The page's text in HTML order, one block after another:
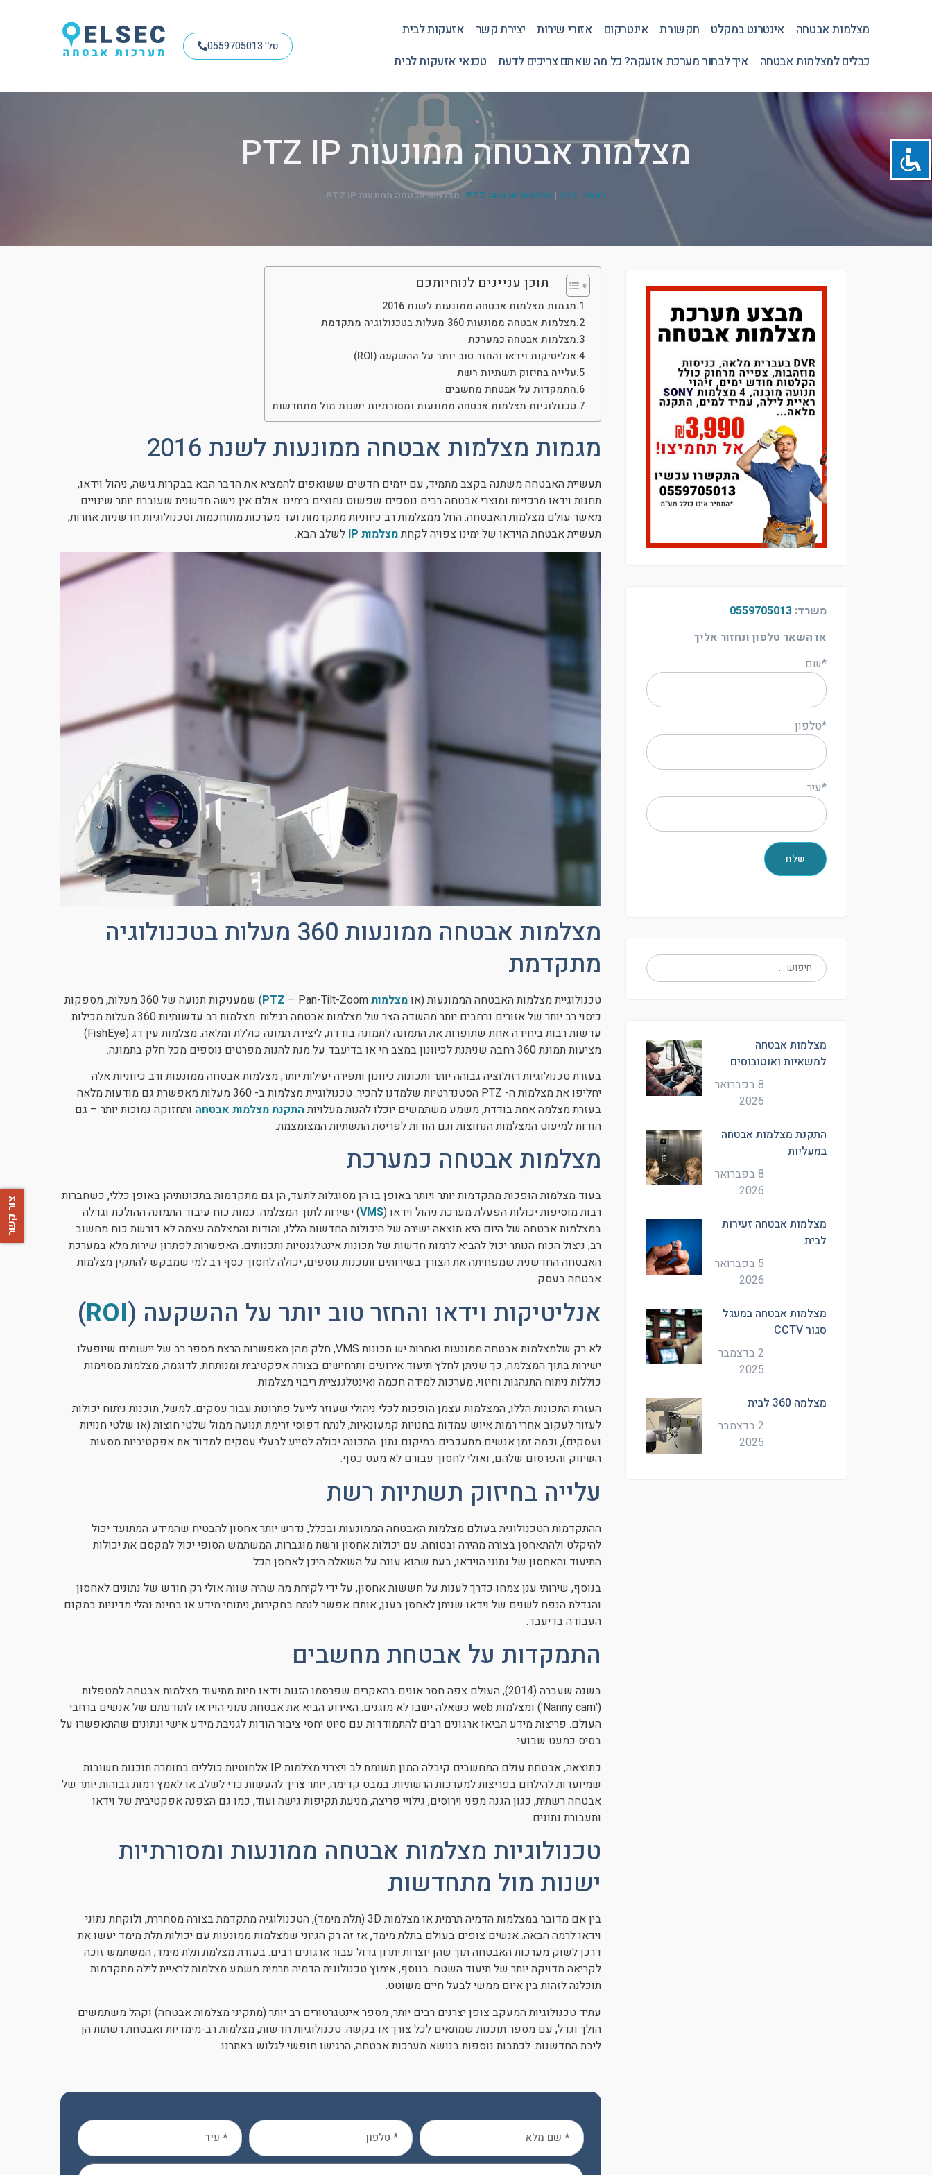
מצלמות אבטחה אינטרנט במקלט תקשורת אינטרקום אזורי שירות יצירת קשר
אזעקות לבית
כבלים למצלמות אבטחה
איך לבחור מערכת אזעקה? כל מה שאתם צריכים לדעת טכנאי אזעקות לבית
טל' 0559705013
מצלמות אבטחה ממונעות PTZ IP
ראשי | בלוג | מצלמות אבטחה PTZ | מצלמות אבטחה ממונעות PTZ IP
משרד: 0559705013
או השאר טלפון ונחזור אליך
*שם
*טלפון
*עיר
מצלמות אבטחה
למשאיות ואוטובוסים
8 בפברואר
2026
התקנת מצלמות אבטחה
במעליות
8 בפברואר
2026
מצלמות אבטחה זעירות
לבית
5 בפברואר
2026
מצלמות אבטחה במעגל
סגור CCTV
2 בדצמבר
2025
מצלמה 360 לבית
2 בדצמבר
2025
תוכן עניינים לנוחיותכם
מגמות מצלמות אבטחה ממונעות לשנת 2016
מצלמות אבטחה ממונעות 360 מעלות בטכנולוגיה מתקדמת
מצלמות אבטחה כמערכת
אנליטיקות וידאו והחזר טוב יותר על ההשקעה (ROI)
עלייה בחיזוק תשתיות רשת
התמקדות על אבטחת מחשבים
טכנולוגיות מצלמות אבטחה ממונעות ומסורתיות ישנות מול מתחדשות
מגמות מצלמות אבטחה ממונעות לשנת 2016
תעשיית האבטחה משתנה בקצב מתמיד, עם יזמים חדשים ששואפים להמציא את הדבר הבא בבקרות גישה, ניהול וידאו,
תחנות וידאו מרכזיות ומוצרי אבטחה רבים נוספים שפשוט נחוצים בימינו. אולם אין נישה חדשנית שעוברת יותר שינויים
מאשר עולם מצלמות האבטחה. החל ממצלמות רב כיווניות מתקדמות ועד מערכות מתוחכמות וטכנולוגיות חדשניות אחרות,
תעשיית אבטחת הוידאו של ימינו צפויה לקחתמצלמות IP לשלב הבא.
מצלמות אבטחה ממונעות 360 מעלות בטכנולוגיה
מתקדמת
טכנולוגיית מצלמות האבטחה הממונעות (אומצלמות PTZ
– Pan-Tilt-Zoom) שמעניקות תנועה של 360 מעלות, מספקות
כיסוי רב יותר של אזורים נרחבים יותר מהשדה הצר של מצלמות אבטחה רגילות. מצלמות רב עדשותיות 360 מעלות מכילות
עדשות רבות ביחידה אחת שתופרות את התמונה לתמונה בודדת, ליצירת תמונה כוללת ומלאה. מצלמות עין דג (FishEye)
מציעות תמונת 360 רחבה שניתנת לכיוונון במצב חי או בדיעבד על מנת להנות מפרטים נוספים מכל חלק בתמונה.
בעזרת טכנולוגיות רזולוציה גבוהה יותר ותכונות כיוונון ותפירה יעילות יותר, מצלמות אבטחה ממונעות ורב כיווניות אלה
יחליפו את מצלמות ה- PTZ הסטנדרטיות שלמדנו להכיר. טכנולוגיית מצלמות ב- 360 מעלות מאפשרת גם מודעות מלאה
בעזרת מצלמה אחת בודדת, משמע משתמשים יוכלו להנות מעלויותהתקנת מצלמות אבטחה ותחזוקה נמוכות יותר – גם
הודות למיעוט המצלמות הנחוצות וגם הודות לפריסת התשתיות המצומצמת.
מצלמות אבטחה כמערכת
בעוד מצלמות הופכות מתקדמות יותר ויותר באופן בו הן מסוגלות לתעד, הן גם מתקדמות בתכונותיהן באופן כללי, כשחברות
רבות מוסיפות יכולות הפעלת מערכת ניהול וידאו (VMS) ישירות לתוך המצלמה. כמות כוח עיבוד התמונה ההולכת וגדלה
במצלמות אבטחה של היום היא תוצאה ישירה של היכולות החדשות הללו, והודות והמצלמה עצמה לא דורשת כוח מחשוב
רב, ניצול הכוח הנותר יכול להביא לרמות חדשות של תכונות אינטלגנטיות ותכנותים. האפשרות לפתרון שירות מלא במערכת
האבטחה החדשנית שמפחיתה את הצורך בשירותים ותוכנות נוספים, יכולה לחסוך כסף רב למי שמבקש להתקין מצלמות
אבטחה בעסק.
אנליטיקות וידאו והחזר טוב יותר על ההשקעה (ROI
)
לא רק שלמצלמות אבטחה ממונעות ואחרות יש תכונות VMS, חלק מהן מאפשרות הרצת מספר רב של יישומים שיופעלו
ישירות בתוך המצלמה, כך שניתן לחלץ תיעוד אירועים ותרחישים בצורה אפקטיבית ומנותחת. לדוגמה, מצלמות מסוימות
כוללות ניתוח התנהגות וחיזוי, מערכות למידה חכמה ואינטלגנציית ריבוי מצלמות.
העזרת התכונות הללו, המצלמות עצמן הופכות לכלי ניהולי שעוזר לייעל פתרונות עבור עסקים. למשל, תוכנות ניתוח יכולות
לעזור לעקוב אחרי רמות איוש עמדות בחנויות קמעונאיות, לנתח דפוסי זרימת תנועה ממול שלטי חוצות (או שלטי חנויות
ועסקים), וכמה זמן אנשים מתעכבים במיקום נתון. התכונה יכולה לסייע לבעלי עסקים למדוד את אפקטיביות מסעות
השיווק והפרסום שלהם, ואולי לחסוך עבורם לא מעט כסף.
עלייה בחיזוק תשתיות רשת
ההתקדמות הטכנולוגית בעולם מצלמות האבטחה הממונעות ובכלל, נדרש יותר אחסון להבטיח שהמידע המתועד יכול
להיקלט ולהתאחסן בצורה מהירה ובטוחה. עם יכולות אחסון ורשת מוגברות, המשתמש הסופי יכול למקסם את יכולות
התיעוד והאחסון של נתוני הוידאו, בעת שהוא עונה על השאלה היכן לאחסן הכל.
בנוסף, שירותי ענן צמחו כדרך לענות על חששות אחסון, על ידי לקיחת מה שהיה שווה אולי רק חודש של נתונים לאחסון
והגדלת הנפח לשנים של וידאו שניתן לאחסן בענן, אותם אפשר לנתח בחקירות, ניתוחי מידע או בחינת נהלי מדיניות במקום
העבודה בדיעבד.
התמקדות על אבטחת מחשבים
בשנה שעברה (2014), העולם צפה חסר אונים בהאקרים שפרסמו הזנות וידאו חיות מתיעוד מצלמות אבטחה למטפלות
('Nanny cam') ומצלמות web כשאלה ישבו לא מוגנים. האירוע הביא את אבטחת נתוני הוידאו לתודעתם של אנשים ברחבי
העולם. פריצות מידע הביאו ארגונים רבים להתמודדות עם סיוט יחסי ציבור הודות לגניבת מידע אישי ונתונים שהתאפשרו על
בסיס כמעט שבועי.
כתוצאה, אבטחת עולם המחשבים קיבלה המון תשומת לב ויצרני מצלמות IP אלחוטיות כוללים בחומרה תוכנות חשובות
שמיועדות להילחם בפריצות למערכות הרשתיות. במבט קדימה, יותר צריך להעשות כדי לשלב או לאמץ רמות גבוהות יותר של
אבטחה רשתית, כגון הגנה מפני וירוסים, גילויי פריצה, מניעת תקיפות גישה ועוד, כמו גם הצפנה אפקטיבית של וידאו
ותעבורת נתונים.
טכנולוגיות מצלמות אבטחה ממונעות ומסורתיות
ישנות מול מתחדשות
בין אם מדובר במצלמות הדמיה תרמית או מצלמות 3D (תלת מימד), הטכנולוגיה מתקדמת בצורה מסחררת, ולוקחת נתוני
וידאו לרמה הבאה. אנשים צופים בעולם בתלת מימד, אז זה רק הגיוני שמצלמות ממונעות עם יכולות תלת מימד יעשו את
דרכן לשוק מערכות האבטחה תוך שהן יוצרות יתרון גדול עבור ארגונים רבים. בעזרת מצלמת תלת מימד, המשתמש זוכה
לקריאה מדויקת יותר של תיעוד השטח. בנוסף, אימוץ טכנולוגית הדמיה תרמית משמע מצלמות לראיית לילה מתקדמות
תוכלנה לזהות בין איום ממשי לבעל חיים משוטט.
עתיד טכנולוגיות המעקב צופן יצרנים רבים יותר, מספר אינטגרטורים רב יותר (מתקיני מצלמות אבטחה) וקהל משתמשים
הולך וגדל, עם מספר תוכנות שמתאים לכל צורך או בקשה. טכנולוגיות חדשות, מצלמות רב-מימדיות ואבטחת רשתות הן
ליבת החדשנות. לכתבות נוספות בנושא מערכות אבטחה, הרגישו חופשי לגלוש באתרנו.
צור קשר